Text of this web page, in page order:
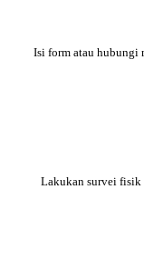
Isi form atau hubungi
Lakukan survei